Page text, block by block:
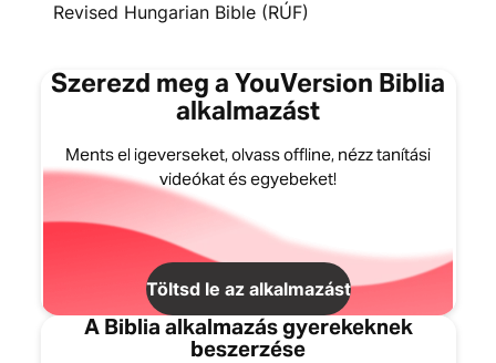
Revised Hungarian Bible (RÚF)
Szerezd meg a YouVersion Biblia
alkalmazást
Ments el igeverseket, olvass offline, nézz tanítási
videókat és egyebeket!
Töltsd le az alkalmazást
A Biblia alkalmazás gyerekeknek
beszerzése